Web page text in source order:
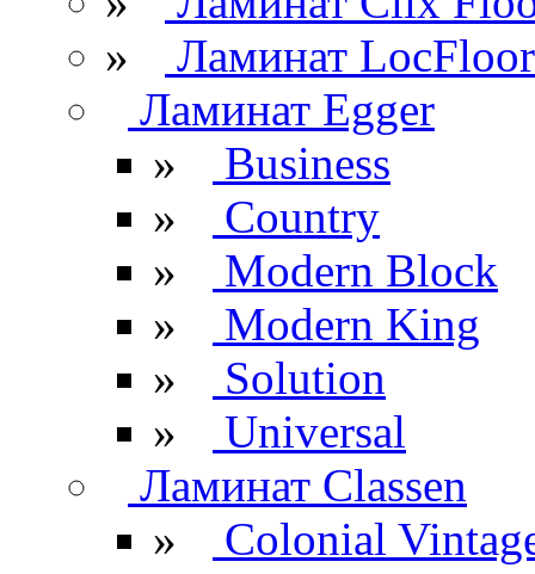
»
Ламинат LocFloor
Ламинат Egger
»
Business
»
Country
»
Modern Block
»
Modern King
»
Solution
»
Universal
Ламинат Classen
»
Colonial